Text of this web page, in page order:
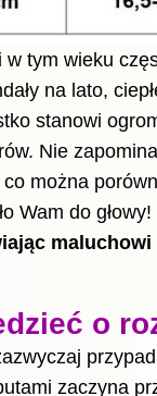
tym wieku
na lato,
stanowi
Nie
można
Wam do głowy!
o
zaczyna